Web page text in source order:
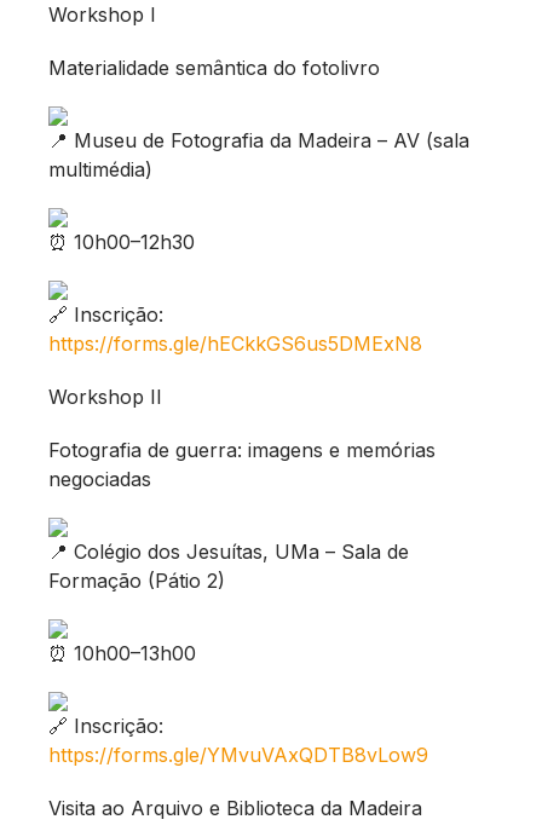
Workshop I
Materialidade semântica do fotolivro
Museu de Fotografia da Madeira – AV (sala
multimédia)
10h00–12h30
Inscrição:
https://forms.gle/hECkkGS6us5DMExN8
Workshop II
Fotografia de guerra: imagens e memórias
negociadas
Colégio dos Jesuítas, UMa – Sala de
Formação (Pátio 2)
10h00–13h00
Inscrição:
https://forms.gle/YMvuVAxQDTB8vLow9
Visita ao Arquivo e Biblioteca da Madeira